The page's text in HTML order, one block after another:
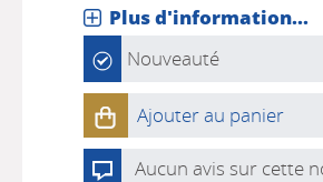
Plus d'information...
Nouveauté
Ajouter au panier
Aucun avis sur cette